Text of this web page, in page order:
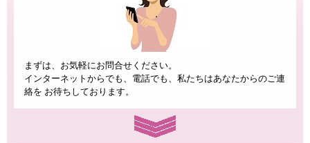
まずは、お気軽にお問合せください。
インターネットからでも、電話でも、私たちはあなたからのご連
絡を お待ちしております。